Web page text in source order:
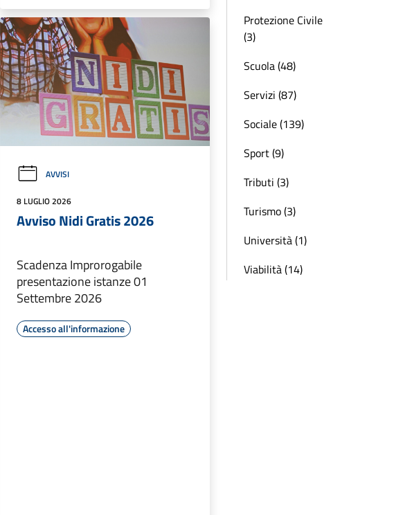
AVVISI
8 LUGLIO 2026
Avviso Nidi Gratis 2026
Scadenza Improrogabile
presentazione istanze 01
Settembre 2026
Accesso all'informazione
Protezione Civile
(3)
Scuola (48)
Servizi (87)
Sociale (139)
Sport (9)
Tributi (3)
Turismo (3)
Università (1)
Viabilità (14)